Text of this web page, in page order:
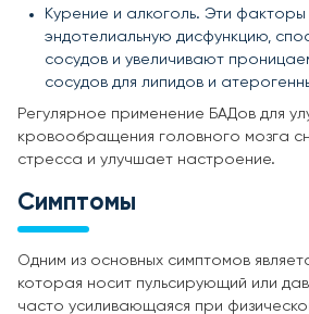
Курение и алкоголь. Эти
эндотелиальную дисфункцию,
сосудов и увеличивают
сосудов для липидов и
Регулярное применение БАДов для
кровообращения головного мозга
стресса и улучшает настроение.
Симптомы
Одним из основных симптомов
которая носит пульсирующий или
часто усиливающаяся при